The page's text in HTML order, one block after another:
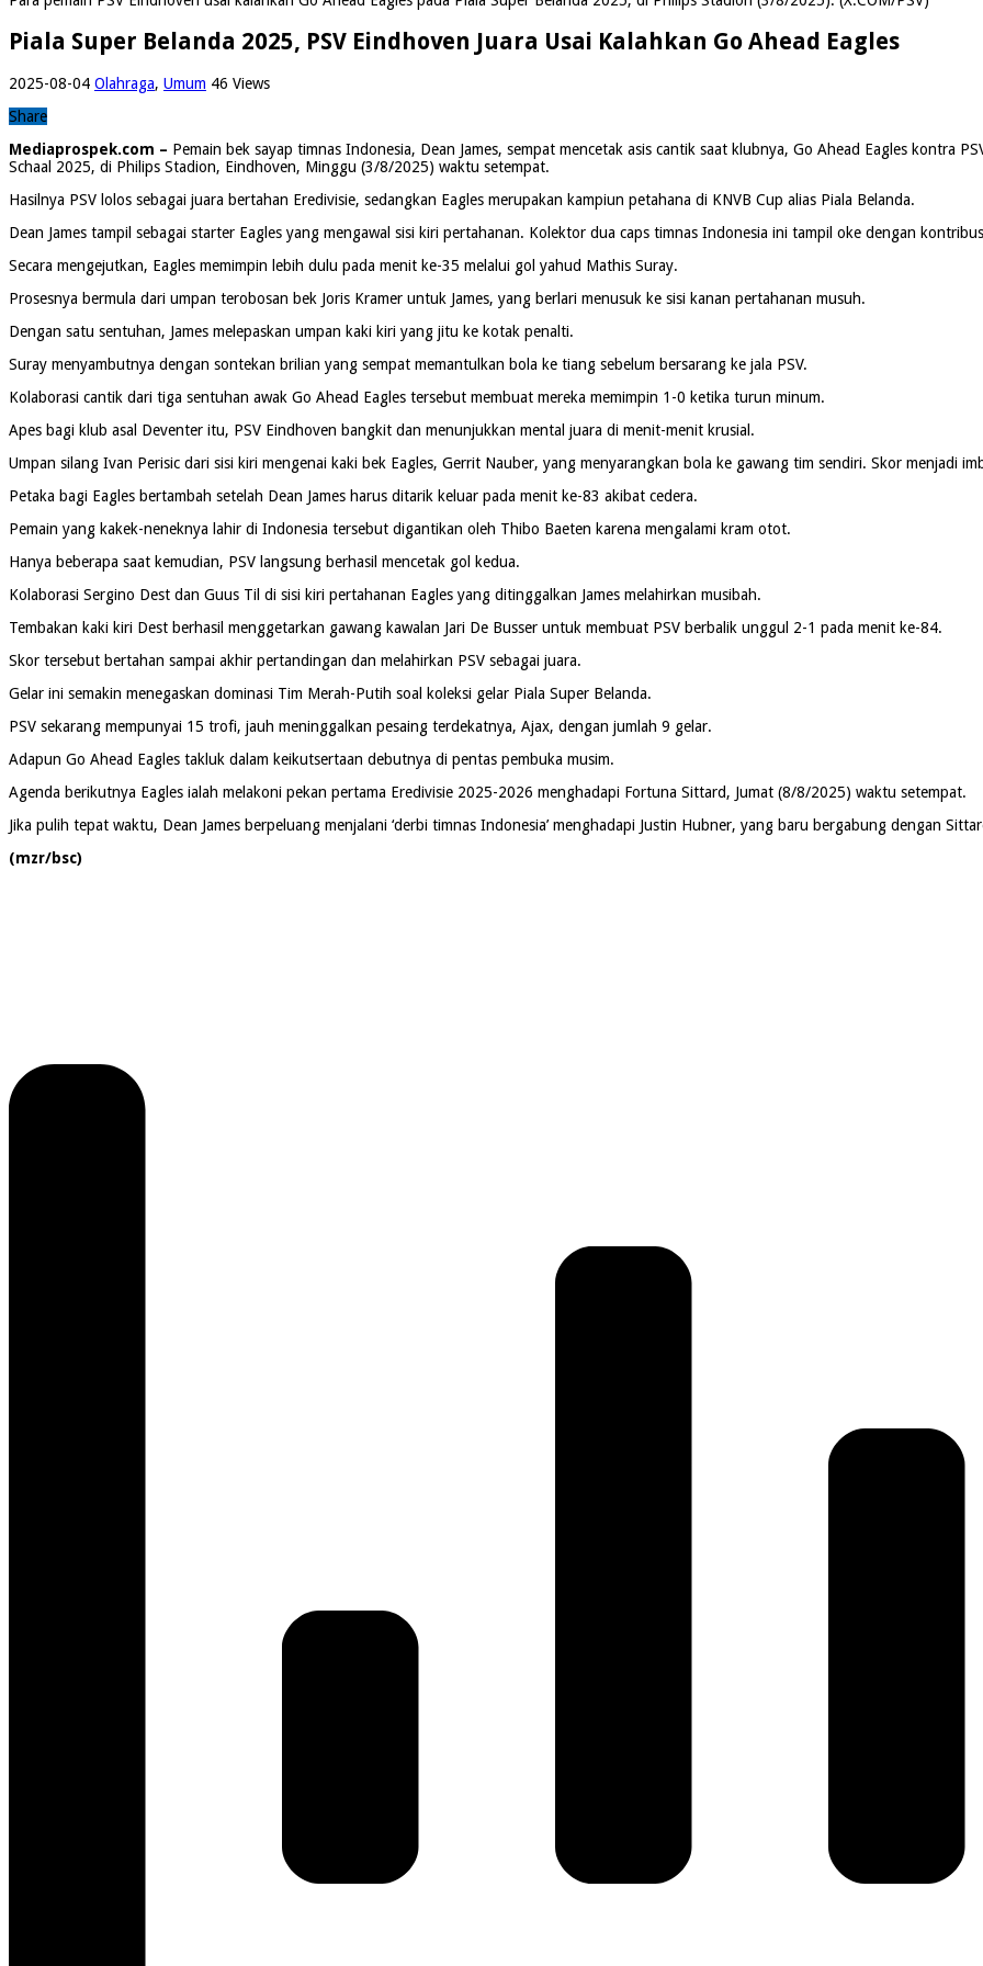
Piala Super Belanda 2025, PSV Eindhoven Juara Usai Kalahkan Go Ahead Eagles
2025-08-04 Olahraga, Umum 46 Views
Share
Mediaprospek.com – Pemain bek sayap timnas Indonesia, Dean James, sempat mencetak asis cantik saat klubnya, Go Ahead Eagles kontra
Schaal 2025, di Philips Stadion, Eindhoven, Minggu (3/8/2025) waktu setempat.
Hasilnya PSV lolos sebagai juara bertahan Eredivisie, sedangkan Eagles merupakan kampiun petahana di KNVB Cup alias Piala Belanda.
Dean James tampil sebagai starter Eagles yang mengawal sisi kiri pertahanan. Kolektor dua caps timnas Indonesia ini tampil oke dengan
Secara mengejutkan, Eagles memimpin lebih dulu pada menit ke-35 melalui gol yahud Mathis Suray.
Prosesnya bermula dari umpan terobosan bek Joris Kramer untuk James, yang berlari menusuk ke sisi kanan pertahanan musuh.
Dengan satu sentuhan, James melepaskan umpan kaki kiri yang jitu ke kotak penalti.
Suray menyambutnya dengan sontekan brilian yang sempat memantulkan bola ke tiang sebelum bersarang ke jala PSV.
Kolaborasi cantik dari tiga sentuhan awak Go Ahead Eagles tersebut membuat mereka memimpin 1-0 ketika turun minum.
Apes bagi klub asal Deventer itu, PSV Eindhoven bangkit dan menunjukkan mental juara di menit-menit krusial.
Umpan silang Ivan Perisic dari sisi kiri mengenai kaki bek Eagles, Gerrit Nauber, yang menyarangkan bola ke gawang tim sendiri. Skor menjadi
Petaka bagi Eagles bertambah setelah Dean James harus ditarik keluar pada menit ke-83 akibat cedera.
Pemain yang kakek-neneknya lahir di Indonesia tersebut digantikan oleh Thibo Baeten karena mengalami kram otot.
Hanya beberapa saat kemudian, PSV langsung berhasil mencetak gol kedua.
Kolaborasi Sergino Dest dan Guus Til di sisi kiri pertahanan Eagles yang ditinggalkan James melahirkan musibah.
Tembakan kaki kiri Dest berhasil menggetarkan gawang kawalan Jari De Busser untuk membuat PSV berbalik unggul 2-1 pada menit ke-84.
Skor tersebut bertahan sampai akhir pertandingan dan melahirkan PSV sebagai juara.
Gelar ini semakin menegaskan dominasi Tim Merah-Putih soal koleksi gelar Piala Super Belanda.
PSV sekarang mempunyai 15 trofi, jauh meninggalkan pesaing terdekatnya, Ajax, dengan jumlah 9 gelar.
Adapun Go Ahead Eagles takluk dalam keikutsertaan debutnya di pentas pembuka musim.
Agenda berikutnya Eagles ialah melakoni pekan pertama Eredivisie 2025-2026 menghadapi Fortuna Sittard, Jumat (8/8/2025) waktu setempat.
Jika pulih tepat waktu, Dean James berpeluang menjalani ‘derbi timnas Indonesia’ menghadapi Justin Hubner, yang baru bergabung dengan
(mzr/bsc)